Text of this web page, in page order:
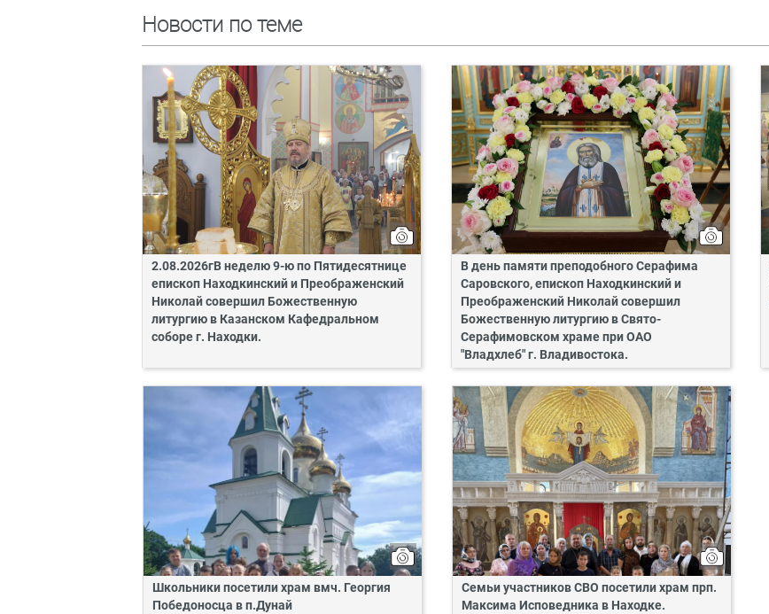
Новости по теме
2.08.2026гВ неделю 9-ю по Пятидесятнице
епископ Находкинский и Преображенский
Николай совершил Божественную
литургию в Казанском Кафедральном
соборе г. Находки.
В день памяти преподобного Серафима
Саровского, епископ Находкинский и
Преображенский Николай совершил
Божественную литургию в Свято-
Серафимовском храме при ОАО
"Владхлеб" г. Владивостока.
Школьники посетили храм вмч. Георгия
Победоносца в п.Дунай
Семьи участников СВО посетили храм прп.
Максима Исповедника в Находке.